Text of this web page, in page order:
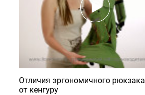
Отличия эргономичного рюкзака
от кенгуру